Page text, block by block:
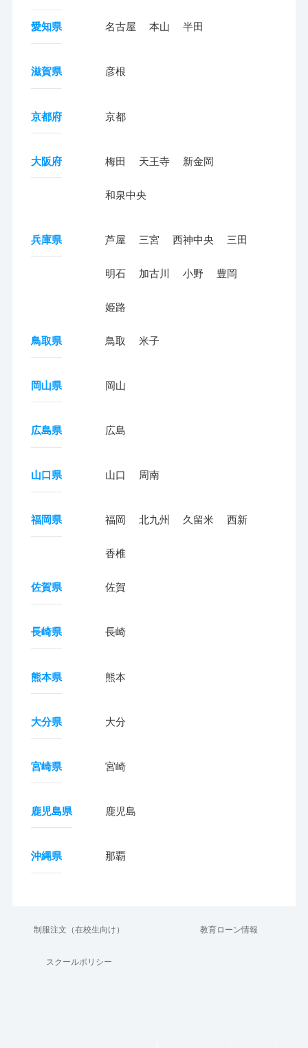
愛知県 名古屋 本山 半田
滋賀県 彦根
京都府 京都
大阪府 梅田 天王寺 新金岡
和泉中央
兵庫県 芦屋 三宮 西神中央 三田
明石 加古川 小野 豊岡
姫路
鳥取県 鳥取 米子
岡山県 岡山
広島県 広島
山口県 山口 周南
福岡県 福岡 北九州 久留米 西新
香椎
佐賀県 佐賀
長崎県 長崎
熊本県 熊本
大分県 大分
宮崎県 宮崎
鹿児島県 鹿児島
沖縄県 那覇
制服注文（在校生向け） 教育ローン情報
スクールポリシー